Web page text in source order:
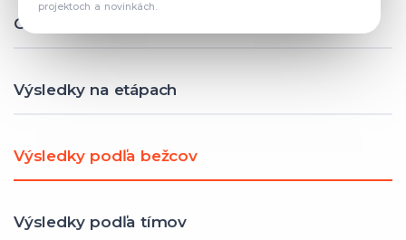
projektoch a novinkách.
Celkové výsledky
Výsledky na etápach
Výsledky podľa bežcov
Výsledky podľa tímov